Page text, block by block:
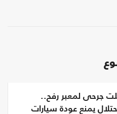
جرحى لمعبر رفح..
يمنع عودة سيارات